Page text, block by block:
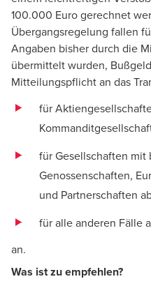
100.000 Euro gerechnet
Übergangsregelung fallen
Angaben bisher durch die
übermittelt wurden,
Mitteilungspflicht an das
für
für Gesellschaften mit
Genossenschaften,
und Partnerschaften
für alle anderen Fälle
an.
Was ist zu empfehlen?